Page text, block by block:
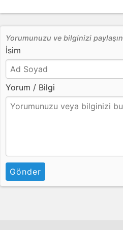
Yorumunuzu ve bilginizi paylaşın
İsim
Yorum / Bilgi
Gönder